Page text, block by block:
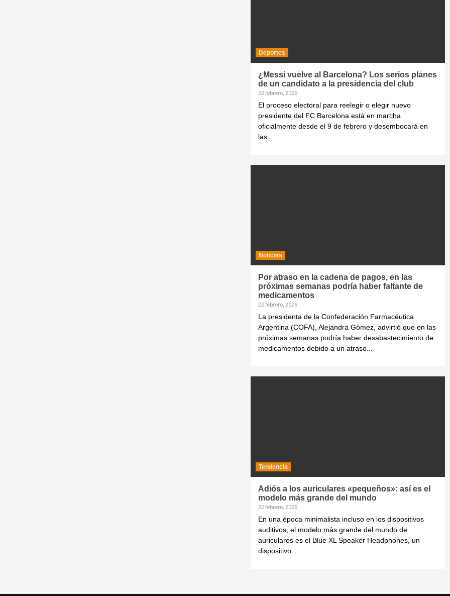
Deportes
¿Messi vuelve al Barcelona? Los serios planes
de un candidato a la presidencia del club
22 febrero, 2026
El proceso electoral para reelegir o elegir nuevo
presidente del FC Barcelona está en marcha
oficialmente desde el 9 de febrero y desembocará en
las...
Noticias
Por atraso en la cadena de pagos, en las
próximas semanas podría haber faltante de
medicamentos
22 febrero, 2026
La presidenta de la Confederación Farmacéutica
Argentina (COFA), Alejandra Gómez, advirtió que en las
próximas semanas podría haber desabastecimiento de
medicamentos debido a un atraso...
Tendencia
Adiós a los auriculares «pequeños»: así es el
modelo más grande del mundo
22 febrero, 2026
En una época minimalista incluso en los dispositivos
auditivos, el modelo más grande del mundo de
auriculares es el Blue XL Speaker Headphones, un
dispositivo...